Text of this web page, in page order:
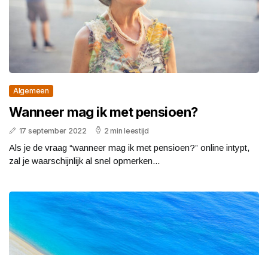
Algemeen
Wanneer mag ik met pensioen?
17 september 2022 2 min leestijd
Als je de vraag “wanneer mag ik met pensioen?” online intypt,
zal je waarschijnlijk al snel opmerken...